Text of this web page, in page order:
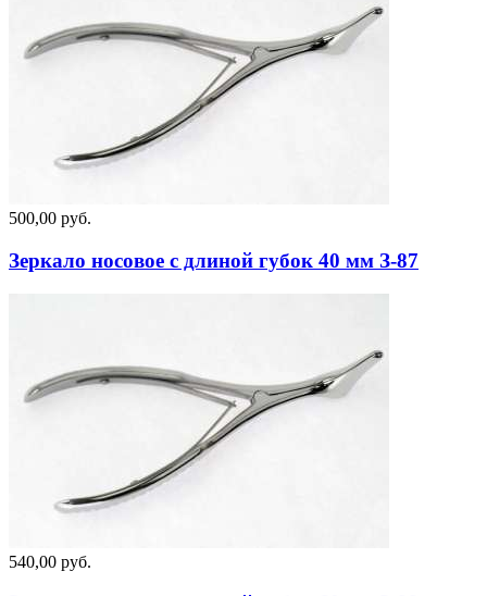
500,00 руб.
Зеркало носовое с длиной губок 40 мм З-87
540,00 руб.